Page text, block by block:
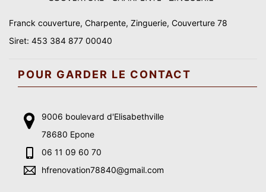
Franck couverture, Charpente, Zinguerie, Couverture 78
Siret: 453 384 877 00040
POUR GARDER LE CONTACT
9006 boulevard d'Elisabethville
78680 Epone
06 11 09 60 70
hfrenovation78840@gmail.com